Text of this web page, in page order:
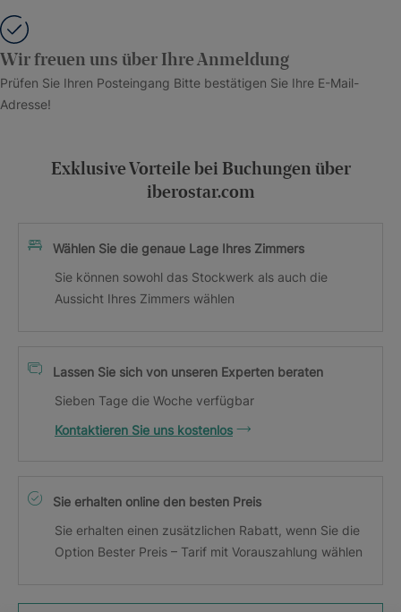
Wir freuen uns über Ihre Anmeldung
Prüfen Sie Ihren Posteingang Bitte bestätigen Sie Ihre E-Mail-
Adresse!
Exklusive Vorteile bei Buchungen über
iberostar.com
Wählen Sie die genaue Lage Ihres Zimmers
Sie können sowohl das Stockwerk als auch die
Aussicht Ihres Zimmers wählen
Lassen Sie sich von unseren Experten beraten
Sieben Tage die Woche verfügbar
Kontaktieren Sie uns kostenlos
Sie erhalten online den besten Preis
Sie erhalten einen zusätzlichen Rabatt, wenn Sie die
Option Bester Preis – Tarif mit Vorauszahlung wählen